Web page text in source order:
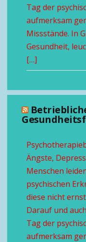
Tag der
aufmerksam
Missstände. In
Gesundheit,
[…]
Ängste,
Menschen
psychischen
diese nicht
Darauf und
Tag der
aufmerksam